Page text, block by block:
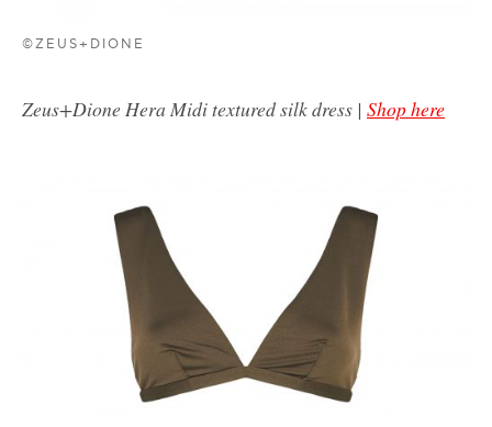
©ZEUS+DIONE
Zeus+Dione Hera Midi textured silk dress | Shop here